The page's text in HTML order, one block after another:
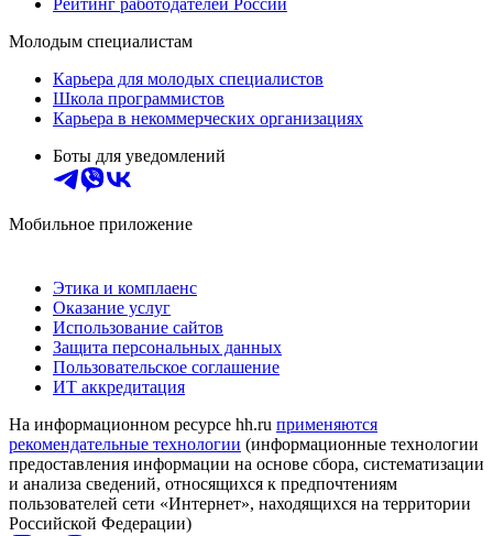
Молодым специалистам
Карьера для молодых специалистов
Школа программистов
Карьера в некоммерческих организациях
Боты для уведомлений
Мобильное приложение
Этика и комплаенс
Оказание услуг
Использование сайтов
Защита персональных данных
Пользовательское соглашение
ИТ аккредитация
На информационном ресурсе hh.ru применяются
рекомендательные технологии (информационные технологии
предоставления информации на основе сбора, систематизации
и анализа сведений, относящихся к предпочтениям
пользователей сети «Интернет», находящихся на территории
Российской Федерации)